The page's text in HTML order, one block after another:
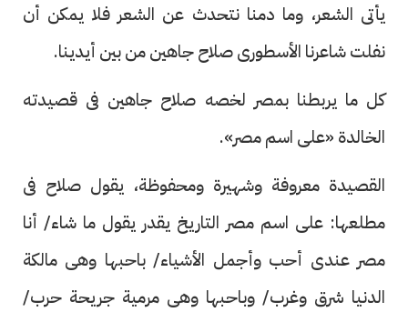
يأتى الشعر، وما دمنا نتحدث عن الشعر فلا يمكن أن
نفلت شاعرنا الأسطورى صلاح جاهين من بين أيدينا.
كل ما يربطنا بمصر لخصه صلاح جاهين فى قصيدته
الخالدة «على اسم مصر».
القصيدة معروفة وشهيرة ومحفوظة، يقول صلاح فى
مطلعها: على اسم مصر التاريخ يقدر يقول ما شاء/ أنا
مصر عندى أحب وأجمل الأشياء/ باحبها وهى مالكة
الدنيا شرق وغرب/ وباحبها وهى مرمية جريحة حرب/